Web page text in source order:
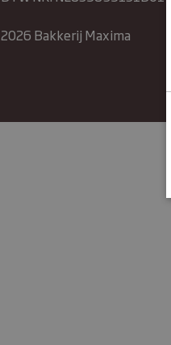
2026 Bakkerij Maxima